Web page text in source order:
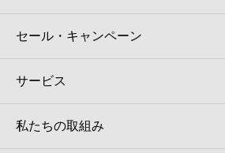
セール・キャンペーン
サービス
私たちの取組み